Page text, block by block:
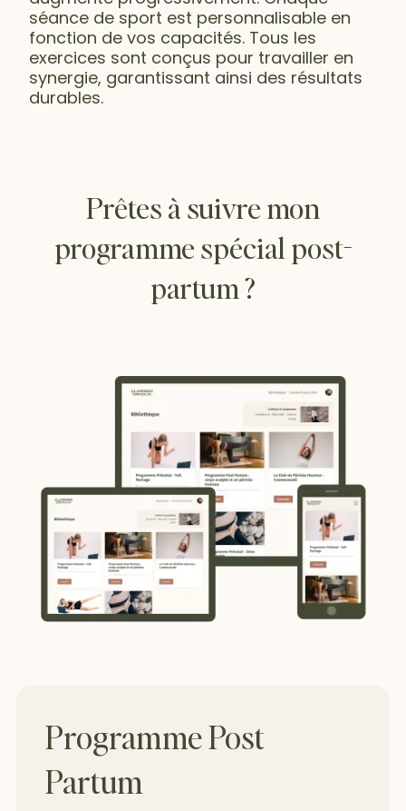
séance de sport est personnalisable en
fonction de vos capacités. Tous les
exercices sont conçus pour travailler en
synergie, garantissant ainsi des résultats
durables.
Prêtes à suivre mon
programme spécial post-
partum ?
Programme Post
Partum